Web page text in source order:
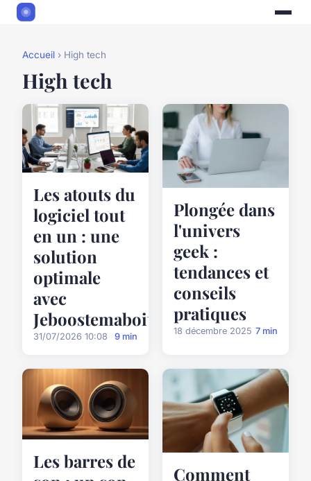
Accueil › High tech
High tech
Les atouts du
logiciel tout
en un : une
solution
optimale
avec
Jeboostemaboite
31/07/2026 10:08 9 min
Plongée dans
l'univers
geek :
tendances et
conseils
pratiques
18 décembre 2025 7 min
Les barres de
Comment